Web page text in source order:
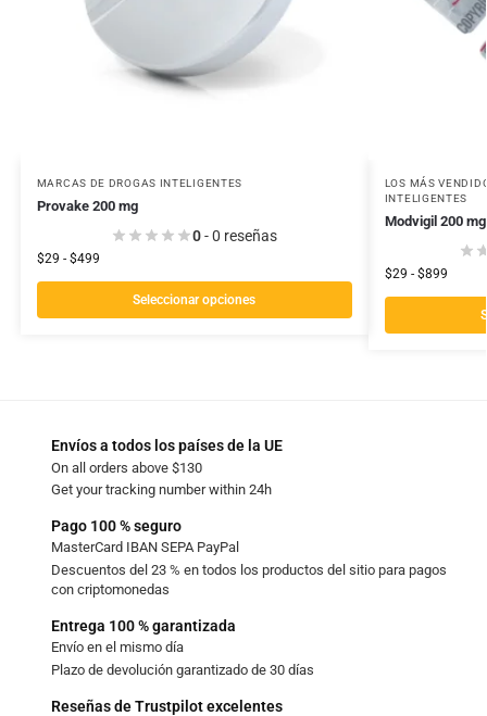
MARCAS DE DROGAS INTELIGENTES
Provake 200 mg
0- 0 reseñas
$29 - $499
Seleccionar opciones
LOS MÁS
INTELIGENTES
Modvigil 200 mg
$29 - $899
Envíos a todos los países de la UE
On all orders above $130
Get your tracking number within 24h
Pago 100 % seguro
MasterCard IBAN SEPA PayPal
Descuentos del 23 % en todos los productos del sitio para pagos
con criptomonedas
Entrega 100 % garantizada
Envío en el mismo día
Plazo de devolución garantizado de 30 días
Reseñas de Trustpilot excelentes